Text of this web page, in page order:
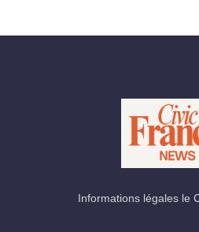
Informations légales le